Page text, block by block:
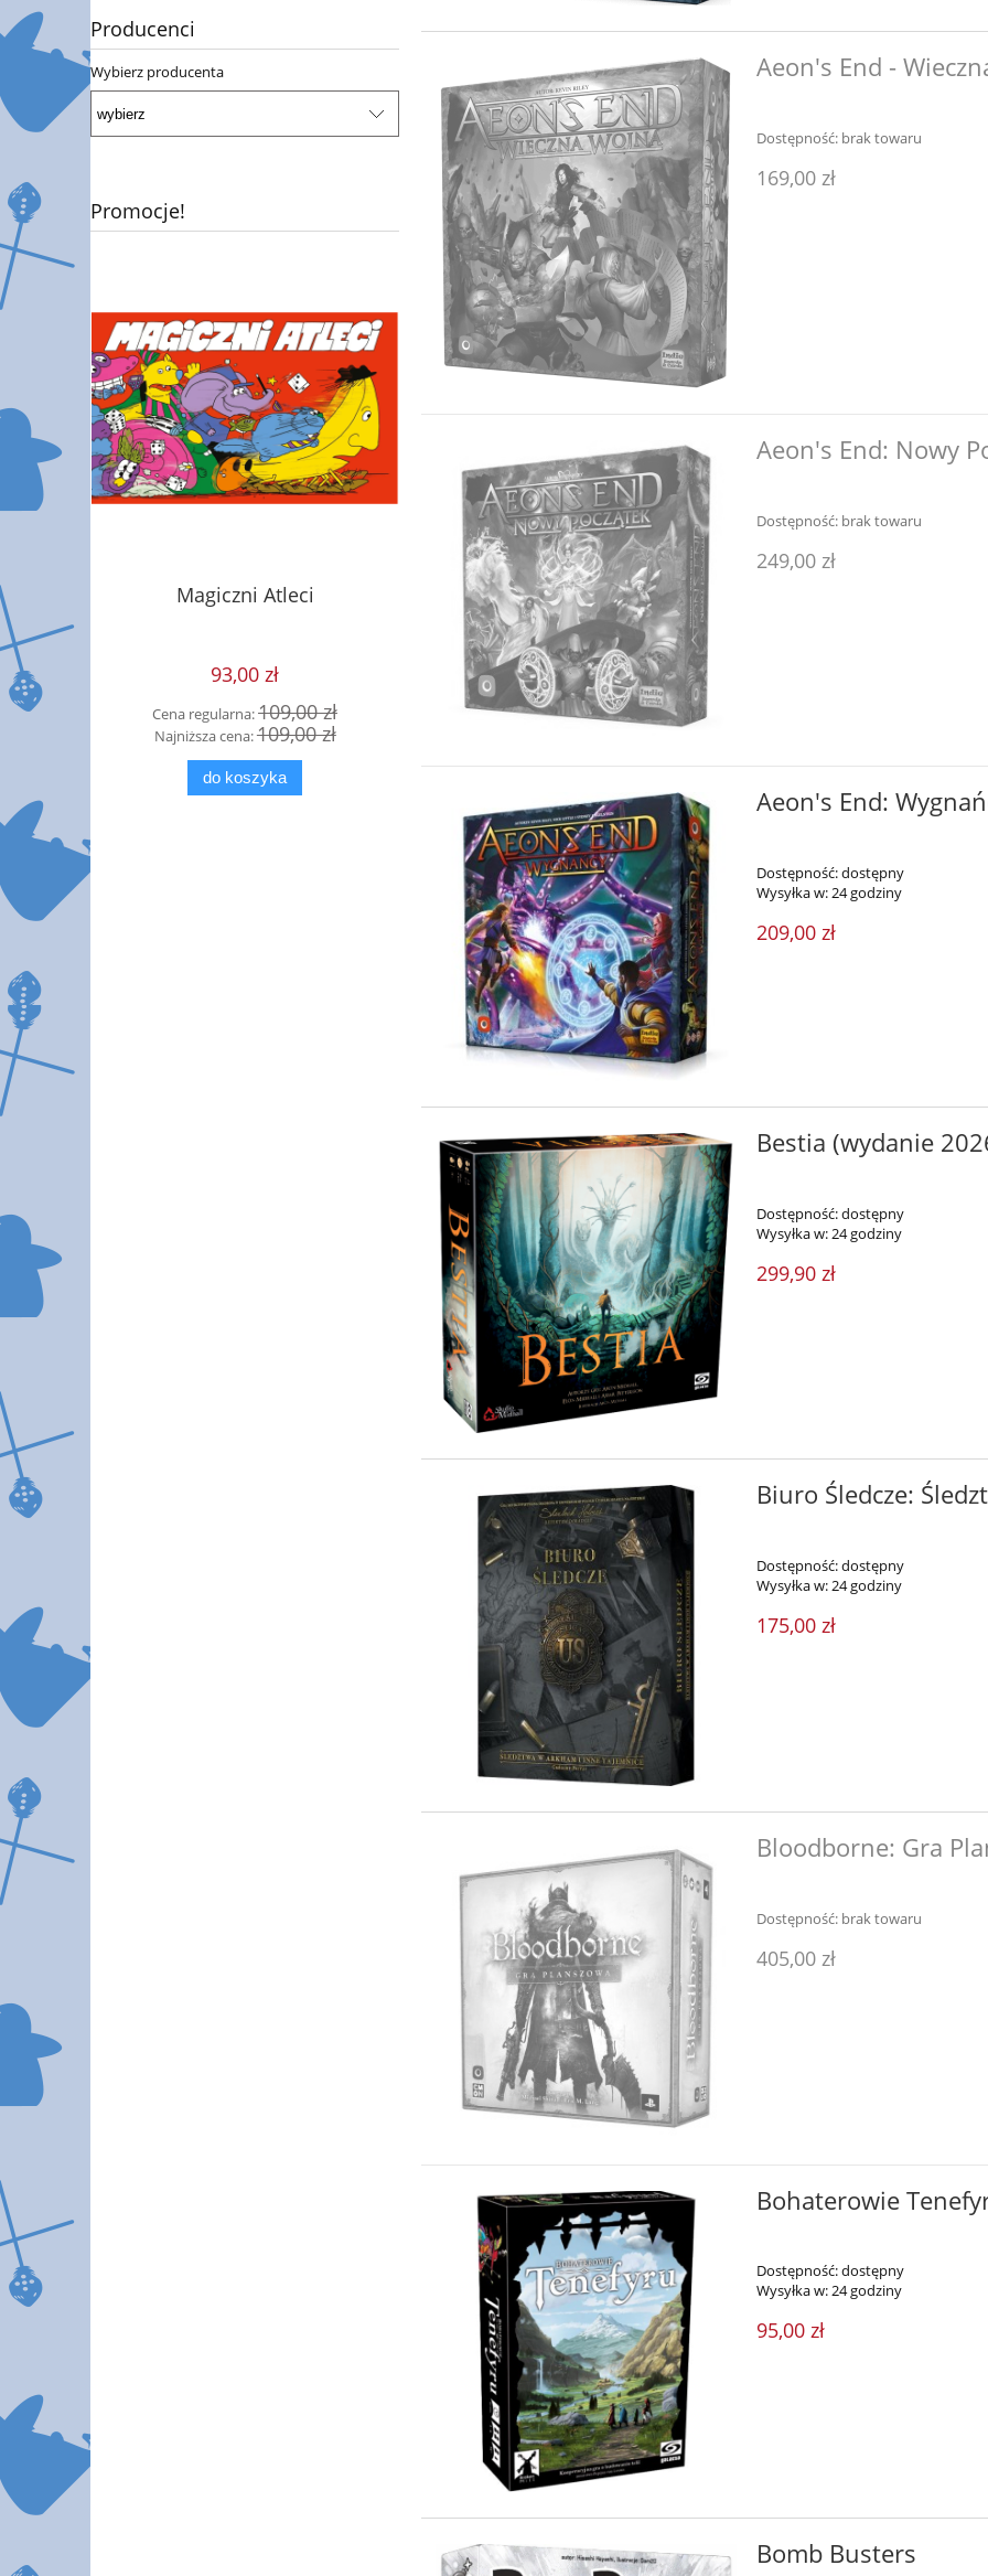
Producenci
Wybierz producenta
Promocje!
Space
zł
Magiczni Atleci
93,00 zł
Cena regularna:109,00 zł
Najniższa cena:109,00 zł
do koszyka
YGO: TCG - Structure Deck "Blue-
Eyes White Destiny"
39,00 zł
Cena regularna:49,00 zł
Aeon's End -
Dostępność: brak towaru
169,00 zł
Aeon's End: Nowy
Dostępność: brak towaru
249,00 zł
Aeon's End:
Dostępność:dostępny
Wysyłka w:24 godziny
209,00 zł
Bestia (wydanie
Dostępność:dostępny
Wysyłka w:24 godziny
299,90 zł
Biuro Śledcze:
Dostępność:dostępny
Wysyłka w:24 godziny
175,00 zł
Bloodborne: Gra
Dostępność: brak towaru
405,00 zł
Bohaterowie
Dostępność:dostępny
Wysyłka w:24 godziny
95,00 zł
Bomb Busters